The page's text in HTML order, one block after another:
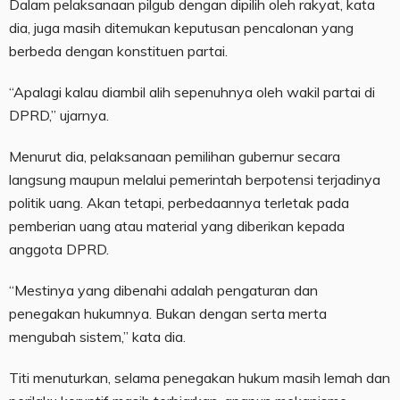
Dalam pelaksanaan pilgub dengan dipilih oleh rakyat, kata
dia, juga masih ditemukan keputusan pencalonan yang
berbeda dengan konstituen partai.
“Apalagi kalau diambil alih sepenuhnya oleh wakil partai di
DPRD,” ujarnya.
Menurut dia, pelaksanaan pemilihan gubernur secara
langsung maupun melalui pemerintah berpotensi terjadinya
politik uang. Akan tetapi, perbedaannya terletak pada
pemberian uang atau material yang diberikan kepada
anggota DPRD.
“Mestinya yang dibenahi adalah pengaturan dan
penegakan hukumnya. Bukan dengan serta merta
mengubah sistem,” kata dia.
Titi menuturkan, selama penegakan hukum masih lemah dan